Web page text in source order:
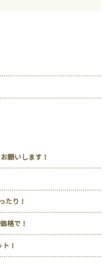
願いします！
たり！
格で！
！